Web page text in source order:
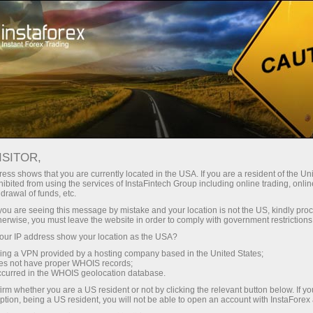
InstaForex bilan siz haqiqatan
ega bo‘lasiz: 1:5000 gacha kredit
yelkasi, bozordagi eng yaxshi
spred va komissiyalardan biri,
shuningdek aksiyalar va indekslar
bilan savdo qilish uchun qulay
shartlar.
Kichik
Har bir depozit uchun
30% bonus
Savdoda
va trassada tezlik
shows that you are currently located in the USA. If you are a resident of the
from using the services of InstaFintech Group including online trading,
of funds, etc.
are seeing this message by mistake and your location is not the US, kindly
you must leave the website in order to comply with government
IP address show your location as the USA?
a VPN provided by a hosting company based in the United States;
not have proper WHOIS records;
in the WHOIS geolocation database.
whether you are a US resident or not by clicking the relevant button below. If
being a US resident, you will not be able to open an account with InstaForex